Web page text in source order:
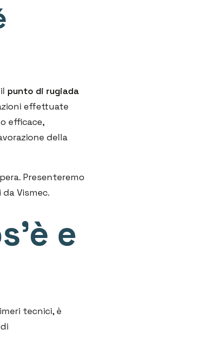
punto di rugiada
effettuate
efficace,
della
Presenteremo
Vismec.
e
tecnici, è